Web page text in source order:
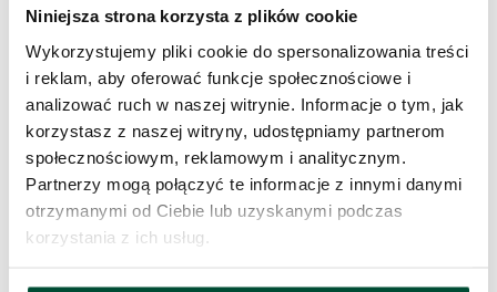
Niniejsza strona korzysta z plików cookie
Wykorzystujemy pliki cookie do spersonalizowania treści
i reklam, aby oferować funkcje społecznościowe i
analizować ruch w naszej witrynie. Informacje o tym, jak
korzystasz z naszej witryny, udostępniamy partnerom
społecznościowym, reklamowym i analitycznym.
Partnerzy mogą połączyć te informacje z innymi danymi
otrzymanymi od Ciebie lub uzyskanymi podczas
korzystania z ich usług.
Zapytaj o to
mieszkanie
Skorzystaj z formularza i przekaż naszym doradcom prośbę o
kontakt w sprawie tego mieszkania.
Skontaktujemy się w przeciągu 1 dnia roboczego.
Imię i nazwisko